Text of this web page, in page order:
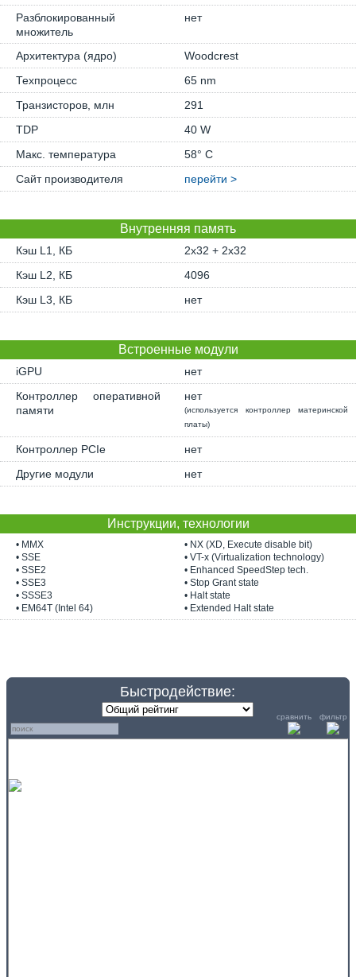
Разблокированный
множитель
нет
Архитектура (ядро)
Woodcrest
Техпроцесс
65 nm
Транзисторов, млн
291
TDP
40 W
Макс. температура
58° C
Сайт производителя
перейти >
Внутренняя память
Кэш L1, КБ
2x32 + 2x32
Кэш L2, КБ
4096
Кэш L3, КБ
нет
Встроенные модули
iGPU
нет
Контроллер оперативной
памяти
нет
(используется контроллер материнской
платы)
Контроллер PCIe
нет
Другие модули
нет
Инструкции, технологии
• MMX
• SSE
• SSE2
• SSE3
• SSSE3
• EM64T (Intel 64)
• NX (XD, Execute disable bit)
• VT-x (Virtualization technology)
• Enhanced SpeedStep tech.
• Stop Grant state
• Halt state
• Extended Halt state
Быстродействие:
сравнить фильтр